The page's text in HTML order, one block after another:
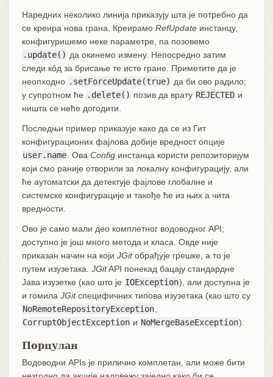
Наредних неколико линија приказују шта је потребно да
се креира нова грана. Креирамо RefUpdateинстанцу,
конфигуришемо неке параметре, па позовемо
.update() да окинемо измену. Непосредно затим
следи кôд за брисање те исте гране. Приметите да је
неопходно .setForceUpdate(true) да би ово радило;
у супротном ће .delete() позив да врату REJECTED и
ништа се неће догодити.
Последњи пример приказује како да се из Гит
конфигурационих фајлова добије вредност опције
user.name . Ова Configинстанца користи репозиторијум
који смо раније отворили за локалну конфигурацију, али
ће аутоматски да детектује фајлове глобалне и
системске конфигурације и такође ће из њих а чита
вредности.
Ово је само мали део комплетног водоводног API;
доступно је још много метода и класа. Овде није
приказан начин на који JGitобрађује грешке, а то је
путем изузетака. JGitAPI понекад бацају стандардне
Јава изузетке (као што је IOException), али доступна је
и гомила JGitспецифичних типова изузетака (као што су
NoRemoteRepositoryException
CorruptObjectException и NoMergeBaseException).
Порцулан
Водоводни APIs је прилично комплетан, али може бити